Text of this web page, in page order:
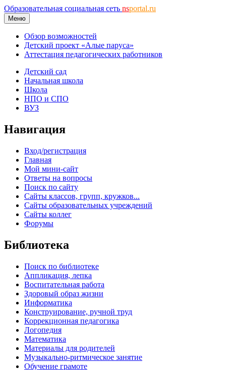
Образовательная социальная сеть nsportal.ru
Меню
Обзор возможностей
Детский проект «Алые паруса»
Аттестация педагогических работников
Детский сад
Начальная школа
Школа
НПО и СПО
ВУЗ
Навигация
Вход/регистрация
Главная
Мой мини-сайт
Ответы на вопросы
Поиск по сайту
Сайты классов, групп, кружков...
Сайты образовательных учреждений
Сайты коллег
Форумы
Библиотека
Поиск по библиотеке
Аппликация, лепка
Воспитательная работа
Здоровый образ жизни
Информатика
Конструирование, ручной труд
Коррекционная педагогика
Логопедия
Математика
Материалы для родителей
Музыкально-ритмическое занятие
Обучение грамоте